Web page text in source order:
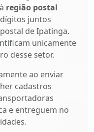
região postal
juntos
de Ipatinga.
unicamente
desse setor.
ao enviar
cadastros
e entreguem no